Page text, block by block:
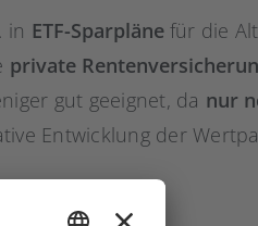
in ETF-Sparplänefür die
private
gut geeignet, da nur
Entwicklung der